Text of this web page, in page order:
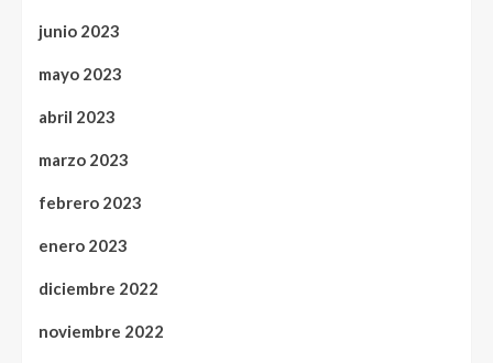
junio 2023
mayo 2023
abril 2023
marzo 2023
febrero 2023
enero 2023
diciembre 2022
noviembre 2022